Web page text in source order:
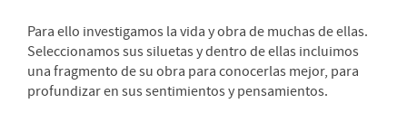
Para ello investigamos la vida y obra de muchas de ellas.
Seleccionamos sus siluetas y dentro de ellas incluimos
una fragmento de su obra para conocerlas mejor, para
profundizar en sus sentimientos y pensamientos.